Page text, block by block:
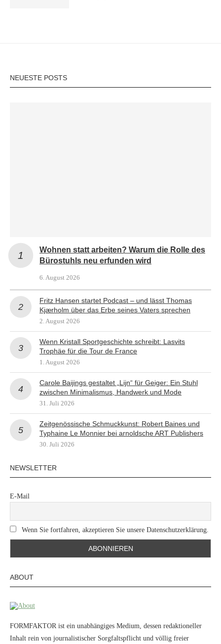
NEUESTE POSTS
Wohnen statt arbeiten? Warum die Rolle des
Bürostuhls neu erfunden wird
6. August 2026
Fritz Hansen startet Podcast – und lässt Thomas
Kjærholm über das Erbe seines Vaters sprechen
2. August 2026
Wenn Kristall Sportgeschichte schreibt: Lasvits
Trophäe für die Tour de France
1. August 2026
Carole Baijings gestaltet „Lijn“ für Geiger: Ein Stuhl
zwischen Minimalismus, Handwerk und Mode
31. Juli 2026
Zeitgenössische Schmuckkunst: Robert Baines und
Typhaine Le Monnier bei arnoldsche ART Publishers
30. Juli 2026
NEWSLETTER
E-Mail
Wenn Sie fortfahren, akzeptieren Sie unsere Datenschutzerklärung.
ABOUT
FORMFAKTOR ist ein unabhängiges Medium, dessen redaktioneller
Inhalt rein von journalistischer Sorgfaltspflicht und völlig freier